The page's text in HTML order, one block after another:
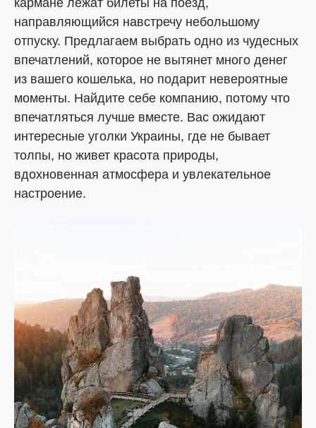
кармане лежат билеты на поезд,
направляющийся навстречу небольшому
отпуску. Предлагаем выбрать одно из чудесных
впечатлений, которое не вытянет много денег
из вашего кошелька, но подарит невероятные
моменты. Найдите себе компанию, потому что
впечатляться лучше вместе. Вас ожидают
интересные уголки Украины, где не бывает
толпы, но живет красота природы,
вдохновенная атмосфера и увлекательное
настроение.